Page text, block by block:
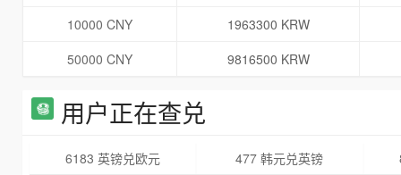
10000 CNY
1963300 KRW
50000 CNY
9816500 KRW
用户正在查兑
6183 英镑兑欧元 477 韩元兑英镑